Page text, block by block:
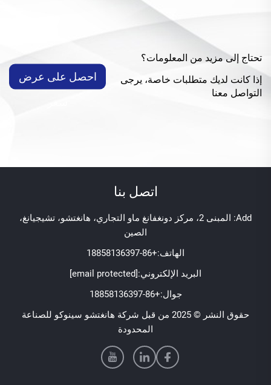
تحتاج إلى مزيد من المعلومات؟
إذا كانت لديك متطلبات خاصة، يرجى
التواصل معنا
احصل على عرض
اتصل بنا
Add: المبنى 2، مركز دونغفانغ ماو التجاري، هانغتشو، تشيجيانغ،
الصين
الهاتف:+86-18858136397
البريد الإلكتروني:[email protected]
جوال:+86-18858136397
حقوق النشر © 2025 من قبل شركة هانغتشو سينوكو للصناعة
المحدودة